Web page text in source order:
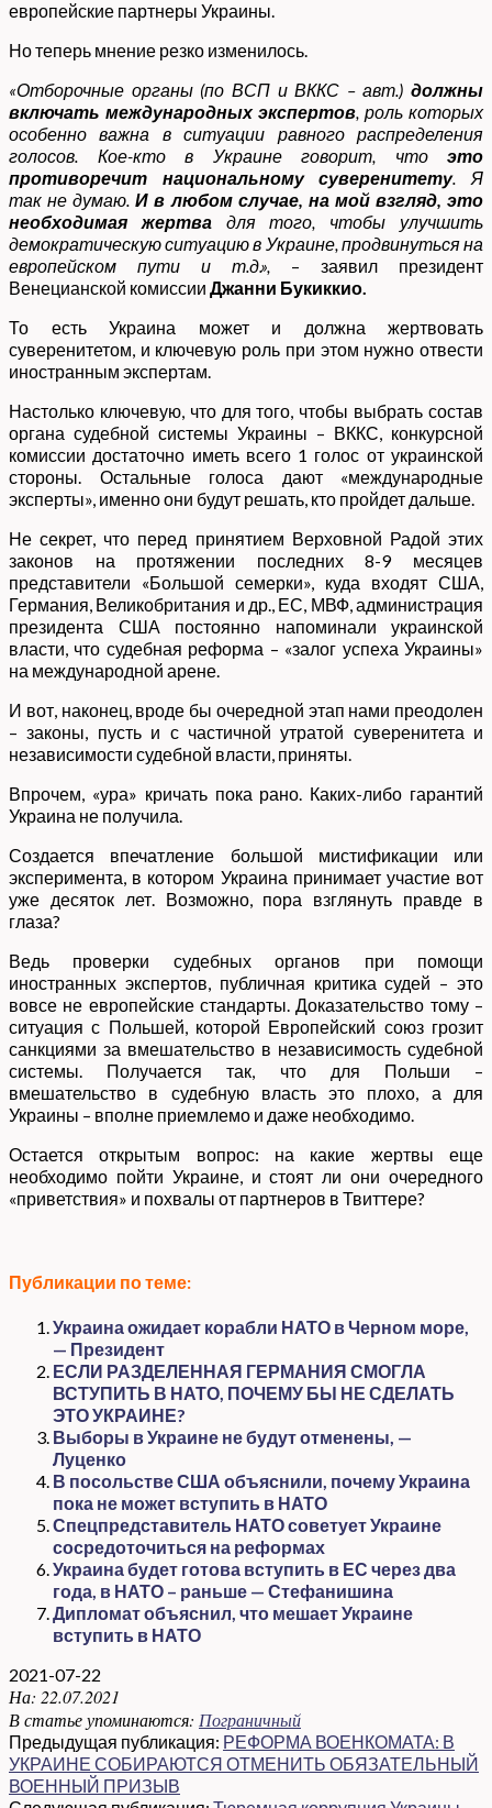
европейские партнеры Украины.
Но теперь мнение резко изменилось.
«Отборочные органы (по ВСП и ВККС – авт.) должны
включать международных экспертов, роль которых
особенно важна в ситуации равного распределения
голосов. Кое-кто в Украине говорит, что это
противоречит национальному суверенитету. Я
так не думаю.И в любом случае, на мой взгляд, это
необходимая жертва для того, чтобы улучшить
демократическую ситуацию в Украине, продвинуться на
европейском пути и т.д.», – заявил президент
Венецианской комиссии Джанни Букиккио.
То есть Украина может и должна жертвовать
суверенитетом, и ключевую роль при этом нужно отвести
иностранным экспертам.
Настолько ключевую, что для того, чтобы выбрать состав
органа судебной системы Украины – ВККС, конкурсной
комиссии достаточно иметь всего 1 голос от украинской
стороны. Остальные голоса дают «международные
эксперты», именно они будут решать, кто пройдет дальше.
Не секрет, что перед принятием Верховной Радой этих
законов на протяжении последних 8-9 месяцев
представители «Большой семерки», куда входят США,
Германия, Великобритания и др., ЕС, МВФ, администрация
президента США постоянно напоминали украинской
власти, что судебная реформа – «залог успеха Украины»
на международной арене.
И вот, наконец, вроде бы очередной этап нами преодолен
– законы, пусть и с частичной утратой суверенитета и
независимости судебной власти, приняты.
Впрочем, «ура» кричать пока рано. Каких-либо гарантий
Украина не получила.
Создается впечатление большой мистификации или
эксперимента, в котором Украина принимает участие вот
уже десяток лет. Возможно, пора взглянуть правде в
глаза?
Ведь проверки судебных органов при помощи
иностранных экспертов, публичная критика судей – это
вовсе не европейские стандарты. Доказательство тому –
ситуация с Польшей, которой Европейский союз грозит
санкциями за вмешательство в независимость судебной
системы. Получается так, что для Польши –
вмешательство в судебную власть это плохо, а для
Украины – вполне приемлемо и даже необходимо.
Остается открытым вопрос: на какие жертвы еще
необходимо пойти Украине, и стоят ли они очередного
«приветствия» и похвалы от партнеров в Твиттере?
Публикации по теме:
Украина ожидает корабли НАТО в Черном море,
— Президент
ЕСЛИ РАЗДЕЛЕННАЯ ГЕРМАНИЯ СМОГЛА
ВСТУПИТЬ В НАТО, ПОЧЕМУ БЫ НЕ СДЕЛАТЬ
ЭТО УКРАИНЕ?
Выборы в Украине не будут отменены, —
Луценко
В посольстве США объяснили, почему Украина
пока не может вступить в НАТО
Спецпредставитель НАТО советует Украине
сосредоточиться на реформах
Украина будет готова вступить в ЕС через два
года, в НАТО – раньше — Стефанишина
Дипломат объяснил, что мешает Украине
вступить в НАТО
2021-07-22
На: 22.07.2021
В статье упоминаются: Пограничный
Предыдущая публикация: РЕФОРМА ВОЕНКОМАТА: В
УКРАИНЕ СОБИРАЮТСЯ ОТМЕНИТЬ ОБЯЗАТЕЛЬНЫЙ
ВОЕННЫЙ ПРИЗЫВ